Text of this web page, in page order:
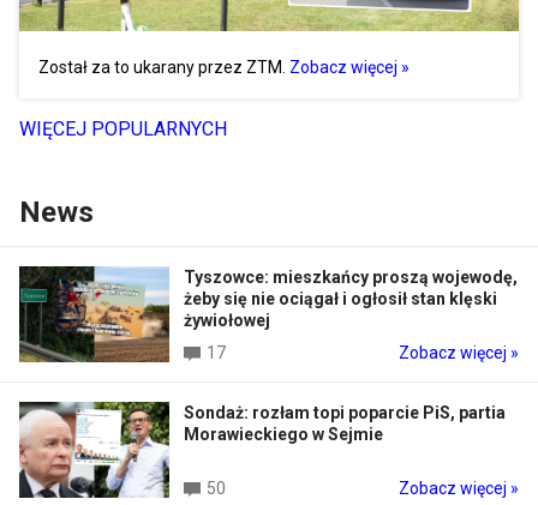
Został za to ukarany przez ZTM. Zobacz więcej »
WIĘCEJ POPULARNYCH
News
Tyszowce: mieszkańcy proszą wojewodę,
żeby się nie ociągał i ogłosił stan klęski
żywiołowej
17
Zobacz więcej »
Sondaż: rozłam topi poparcie PiS, partia
Morawieckiego w Sejmie
50 Zobacz więcej »